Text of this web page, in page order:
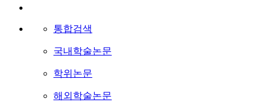
통합검색
국내학술논문
학위논문
해외학술논문